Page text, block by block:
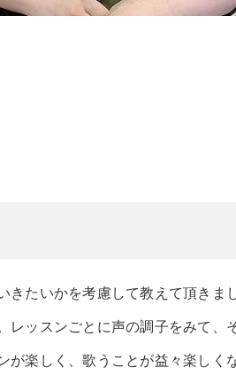
たいかを考慮して教えて頂きま
ッスンごとに声の調子をみて、
楽しく、歌うことが益々楽しく